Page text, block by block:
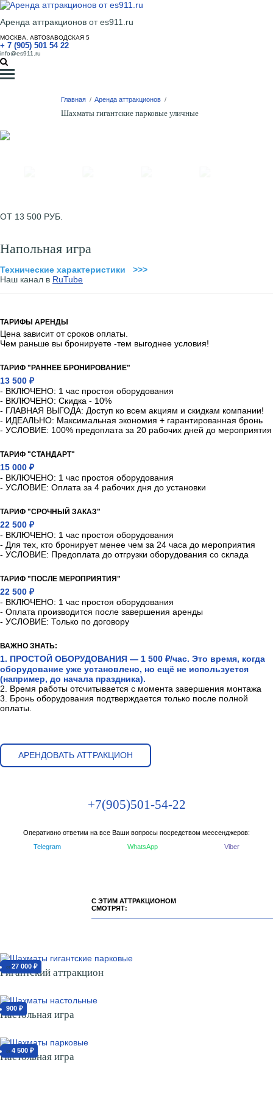
Аренда аттракционов от es911.ru
МОСКВА, АВТОЗАВОДСКАЯ 5
+ 7 (905) 501 54 22
info@es911.ru
Главная / Аренда аттракционов /
Шахматы гигантские парковые уличные
ОТ 13 500 РУБ.
Напольная игра
Технические характеристики >>>
Наш канал в RuTube
ТАРИФЫ АРЕНДЫ
Цена зависит от сроков оплаты.
Чем раньше вы бронируете -тем выгоднее условия!
ТАРИФ "РАННЕЕ БРОНИРОВАНИЕ"
13 500 ₽
- ВКЛЮЧЕНО: 1 час простоя оборудования
- ВКЛЮЧЕНО: Скидка - 10%
- ГЛАВНАЯ ВЫГОДА: Доступ ко всем акциям и скидкам компании!
- ИДЕАЛЬНО: Максимальная экономия + гарантированная бронь
- УСЛОВИЕ: 100% предоплата за 20 рабочих дней до мероприятия
ТАРИФ "СТАНДАРТ"
15 000 ₽
- ВКЛЮЧЕНО: 1 час простоя оборудования
- УСЛОВИЕ: Оплата за 4 рабочих дня до установки
ТАРИФ "СРОЧНЫЙ ЗАКАЗ"
22 500 ₽
- ВКЛЮЧЕНО: 1 час простоя оборудования
- Для тех, кто бронирует менее чем за 24 часа до мероприятия
- УСЛОВИЕ: Предоплата до отгрузки оборудования со склада
ТАРИФ "ПОСЛЕ МЕРОПРИЯТИЯ"
22 500 ₽
- ВКЛЮЧЕНО: 1 час простоя оборудования
- Оплата производится после завершения аренды
- УСЛОВИЕ: Только по договору
ВАЖНО ЗНАТЬ:
1. ПРОСТОЙ ОБОРУДОВАНИЯ — 1 500 ₽/час. Это время, когда
оборудование уже установлено, но ещё не используется
(например, до начала праздника).
2. Время работы отсчитывается с момента завершения монтажа
3. Бронь оборудования подтверждается только после полной
оплаты.
АРЕНДОВАТЬ АТТРАКЦИОН
+7(905)501-54-22
Оперативно ответим на все Ваши вопросы посредством мессенджеров:
Telegram
WhatsApp Viber
С ЭТИМ АТТРАКЦИОНОМ
СМОТРЯТ:
от 27 000 ₽
Гигантский аттракцион
900 ₽
Настольная игра
от 4 500 ₽
Настольная игра